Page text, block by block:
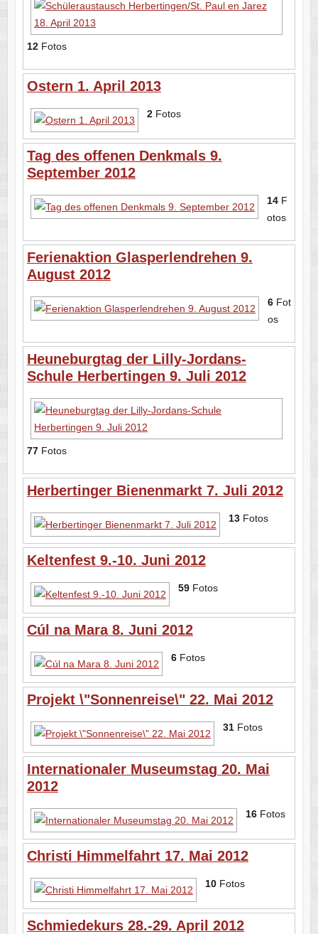
12Fotos
Ostern 1. April 2013
2Fotos
Tag des offenen Denkmals 9.
September 2012
14F
otos
Ferienaktion Glasperlendrehen 9.
August 2012
6Fot
os
Heuneburgtag der Lilly-Jordans-
Schule Herbertingen 9. Juli 2012
77Fotos
Herbertinger Bienenmarkt 7. Juli 2012
13Fotos
Keltenfest 9.-10. Juni 2012
59Fotos
Cúl na Mara 8. Juni 2012
6Fotos
Projekt \"Sonnenreise\" 22. Mai 2012
31Fotos
Internationaler Museumstag 20. Mai
2012
16Fotos
Christi Himmelfahrt 17. Mai 2012
10Fotos
Schmiedekurs 28.-29. April 2012